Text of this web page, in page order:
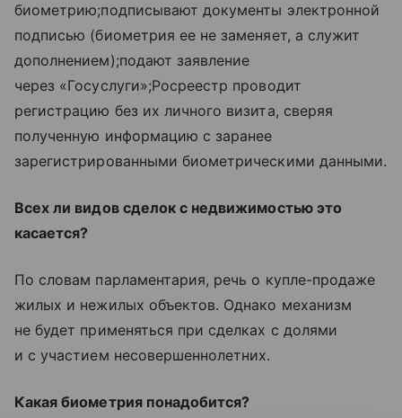
биометрию;подписывают документы электронной
подписью (биометрия ее не заменяет, а служит
дополнением);подают заявление
через «Госуслуги»;Росреестр проводит
регистрацию без их личного визита, сверяя
полученную информацию с заранее
зарегистрированными биометрическими данными.
Всех ли видов сделок с недвижимостью это
касается?
По словам парламентария, речь о купле-продаже
жилых и нежилых объектов. Однако механизм
не будет применяться при сделках с долями
и с участием несовершеннолетних.
Какая биометрия понадобится?